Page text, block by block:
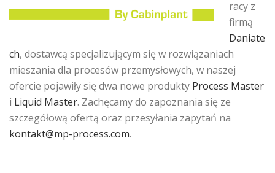
racy z
firmą
Daniate
ch, dostawcą specjalizującym się w rozwiązaniach
mieszania dla procesów przemysłowych, w naszej
ofercie pojawiły się dwa nowe produkty Process Master
i Liquid Master. Zachęcamy do zapoznania się ze
szczegółową ofertą oraz przesyłania zapytań na
kontakt@mp-process.com.